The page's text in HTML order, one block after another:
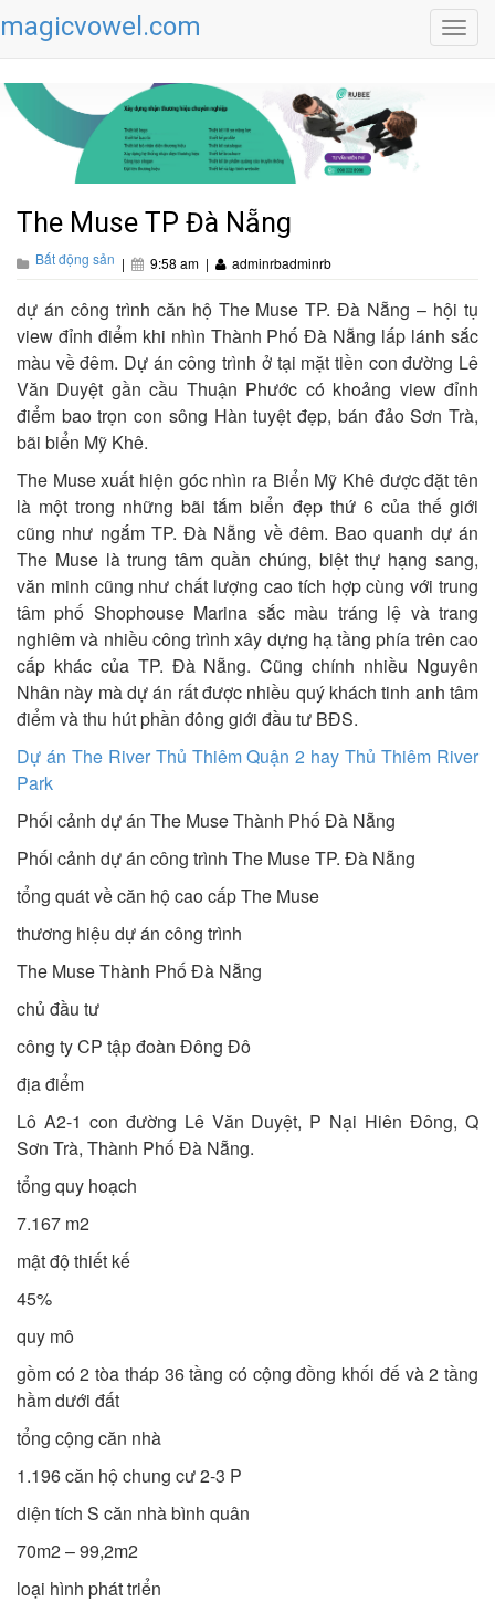
magicvowel.com
The Muse TP Đà Nẵng
Bất động sản | 9:58 am | adminrbadminrb
dự án công trình căn hộ The Muse TP. Đà Nẵng – hội tụ
view đỉnh điểm khi nhìn Thành Phố Đà Nẵng lấp lánh sắc
màu về đêm. Dự án công trình ở tại mặt tiền con đường Lê
Văn Duyệt gần cầu Thuận Phước có khoảng view đỉnh
điểm bao trọn con sông Hàn tuyệt đẹp, bán đảo Sơn Trà,
bãi biển Mỹ Khê.
The Muse xuất hiện góc nhìn ra Biển Mỹ Khê được đặt tên
là một trong những bãi tắm biển đẹp thứ 6 của thế giới
cũng như ngắm TP. Đà Nẵng về đêm. Bao quanh dự án
The Muse là trung tâm quần chúng, biệt thự hạng sang,
văn minh cũng như chất lượng cao tích hợp cùng với trung
tâm phố Shophouse Marina sắc màu tráng lệ và trang
nghiêm và nhiều công trình xây dựng hạ tầng phía trên cao
cấp khác của TP. Đà Nẵng. Cũng chính nhiều Nguyên
Nhân này mà dự án rất được nhiều quý khách tinh anh tâm
điểm và thu hút phần đông giới đầu tư BĐS.
Dự án The River Thủ Thiêm Quận 2 hay Thủ Thiêm River
Park
Phối cảnh dự án The Muse Thành Phố Đà Nẵng
Phối cảnh dự án công trình The Muse TP. Đà Nẵng
tổng quát về căn hộ cao cấp The Muse
thương hiệu dự án công trình
The Muse Thành Phố Đà Nẵng
chủ đầu tư
công ty CP tập đoàn Đông Đô
địa điểm
Lô A2-1 con đường Lê Văn Duyệt, P Nại Hiên Đông, Q
Sơn Trà, Thành Phố Đà Nẵng.
tổng quy hoạch
7.167 m2
mật độ thiết kế
45%
quy mô
gồm có 2 tòa tháp 36 tầng có cộng đồng khối đế và 2 tầng
hầm dưới đất
tổng cộng căn nhà
1.196 căn hộ chung cư 2-3 P
diện tích S căn nhà bình quân
70m2 – 99,2m2
loại hình phát triển